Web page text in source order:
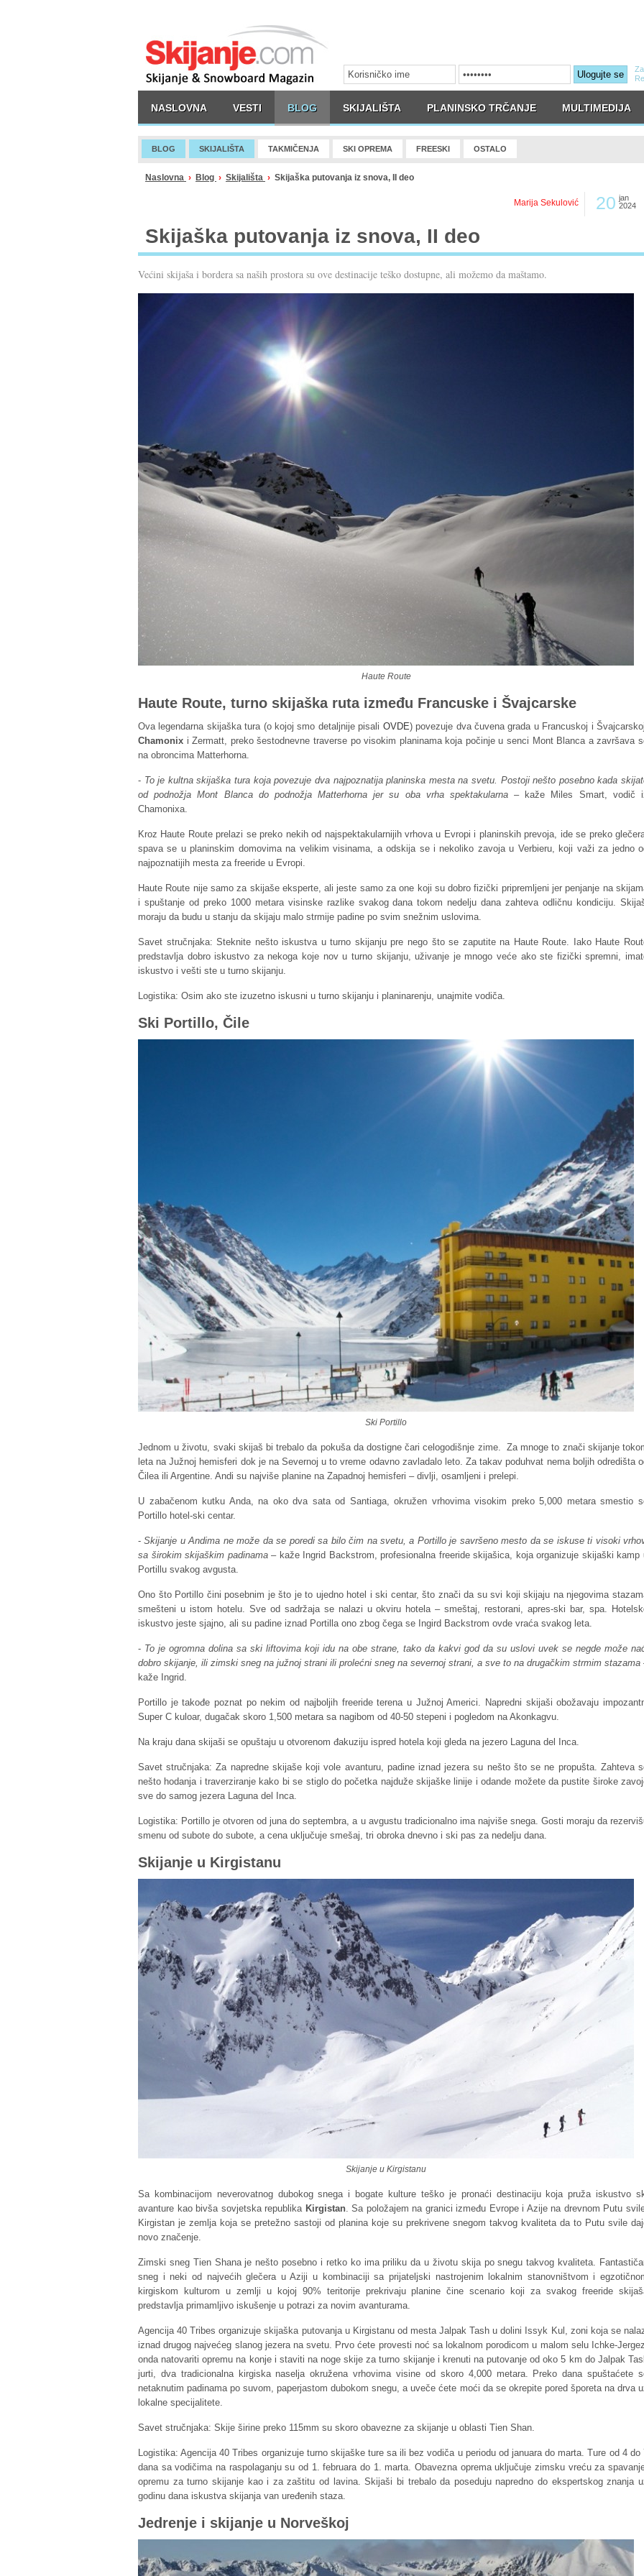
Ulogujte se
NASLOVNA VESTI BLOG SKIJALIŠTA PLANINSKO TRČANJE MULTIMEDIJA
BLOG SKIJALIŠTA TAKMIČENJA SKI OPREMA FREESKI OSTALO
Naslovna › Blog › Skijališta › Skijaška putovanja iz snova, II deo
20 jan
2024
Marija Sekulović
Skijaška putovanja iz snova, II deo
Većini skijaša i bordera sa naših prostora su ove destinacije teško dostupne, ali možemo da maštamo.
Haute Route
Haute Route, turno skijaška ruta između Francuske i Švajcarske
Ova legendarna skijaška tura (o kojoj smo detaljnije pisali OVDE) povezuje dva čuvena grada u Francuskoj i
Chamonix i Zermatt, preko šestodnevne traverse po visokim planinama koja počinje u senci Mont Blanca a završava
na obroncima Matterhorna.
- To je kultna skijaška tura koja povezuje dva najpoznatija planinska mesta na svetu. Postoji nešto posebno kada
od podnožja Mont Blanca do podnožja Matterhorna jer su oba vrha spektakularna– kaže Miles Smart, vodič
Chamonixa.
Kroz Haute Route prelazi se preko nekih od najspektakularnijih vrhova u Evropi i planinskih prevoja, ide se preko
spava se u planinskim domovima na velikim visinama, a odskija se i nekoliko zavoja u Verbieru, koji važi za jedno
najpoznatijih mesta za freeride u Evropi.
Haute Route nije samo za skijaše eksperte, ali jeste samo za one koji su dobro fizički pripremljeni jer penjanje na
i spuštanje od preko 1000 metara visinske razlike svakog dana tokom nedelju dana zahteva odličnu kondiciju.
moraju da budu u stanju da skijaju malo strmije padine po svim snežnim uslovima.
Savet stručnjaka: Steknite nešto iskustva u turno skijanju pre nego što se zaputite na Haute Route. Iako Haute
predstavlja dobro iskustvo za nekoga koje nov u turno skijanju, uživanje je mnogo veće ako ste fizički spremni,
iskustvo i vešti ste u turno skijanju.
Logistika: Osim ako ste izuzetno iskusni u turno skijanju i planinarenju, unajmite vodiča.
Ski Portillo, Čile
Ski Portillo
Jednom u životu, svaki skijaš bi trebalo da pokuša da dostigne čari celogodišnje zime. Za mnoge to znači skijanje
leta na Južnoj hemisferi dok je na Severnoj u to vreme odavno zavladalo leto. Za takav poduhvat nema boljih odredišta
Čilea ili Argentine. Andi su najviše planine na Zapadnoj hemisferi – divlji, osamljeni i prelepi.
U zabačenom kutku Anda, na oko dva sata od Santiaga, okružen vrhovima visokim preko 5,000 metara smestio
Portillo hotel-ski centar.
-Skijanje u Andima ne može da se poredi sa bilo čim na svetu, a Portillo je savršeno mesto da se iskuse ti visoki
sa širokim skijaškim padinama– kaže Ingrid Backstrom, profesionalna freeride skijašica, koja organizuje skijaški kamp
Portillu svakog avgusta.
Ono što Portillo čini posebnim je što je to ujedno hotel i ski centar, što znači da su svi koji skijaju na njegovima
smešteni u istom hotelu. Sve od sadržaja se nalazi u okviru hotela – smeštaj, restorani, apres-ski bar, spa.
iskustvo jeste sjajno, ali su padine iznad Portilla ono zbog čega se Ingird Backstrom ovde vraća svakog leta.
- To je ogromna dolina sa ski liftovima koji idu na obe strane, tako da kakvi god da su uslovi uvek se negde može
dobro skijanje, ili zimski sneg na južnoj strani ili prolećni sneg na severnoj strani, a sve to na drugačkim strmim stazama
kaže Ingrid.
Portillo je takođe poznat po nekim od najboljih freeride terena u Južnoj Americi. Napredni skijaši obožavaju
Super C kuloar, dugačak skoro 1,500 metara sa nagibom od 40-50 stepeni i pogledom na Akonkagvu.
Na kraju dana skijaši se opuštaju u otvorenom đakuziju ispred hotela koji gleda na jezero Laguna del Inca.
Savet stručnjaka: Za napredne skijaše koji vole avanturu, padine iznad jezera su nešto što se ne propušta. Zahteva
nešto hodanja i traverziranje kako bi se stiglo do početka najduže skijaške linije i odande možete da pustite široke
sve do samog jezera Laguna del Inca.
Logistika: Portillo je otvoren od juna do septembra, a u avgustu tradicionalno ima najviše snega. Gosti moraju da
smenu od subote do subote, a cena uključuje smešaj, tri obroka dnevno i ski pas za nedelju dana.
Skijanje u Kirgistanu
Skijanje u Kirgistanu
Sa kombinacijom neverovatnog dubokog snega i bogate kulture teško je pronaći destinaciju koja pruža iskustvo
avanture kao bivša sovjetska republika Kirgistan. Sa položajem na granici između Evrope i Azije na drevnom Putu
Kirgistan je zemlja koja se pretežno sastoji od planina koje su prekrivene snegom takvog kvaliteta da to Putu svile
novo značenje.
Zimski sneg Tien Shana je nešto posebno i retko ko ima priliku da u životu skija po snegu takvog kvaliteta.
sneg i neki od najvećih glečera u Aziji u kombinaciji sa prijateljski nastrojenim lokalnim stanovništvom i
kirgiskom kulturom u zemlji u kojoj 90% teritorije prekrivaju planine čine scenario koji za svakog freeride
predstavlja primamljivo iskušenje u potrazi za novim avanturama.
Agencija 40 Tribes organizuje skijaška putovanja u Kirgistanu od mesta Jalpak Tash u dolini Issyk Kul, zoni koja se
iznad drugog najvećeg slanog jezera na svetu. Prvo ćete provesti noć sa lokalnom porodicom u malom selu Ichke-
onda natovariti opremu na konje i staviti na noge skije za turno skijanje i krenuti na putovanje od oko 5 km do Jalpak
jurti, dva tradicionalna kirgiska naselja okružena vrhovima visine od skoro 4,000 metara. Preko dana spuštaćete
netaknutim padinama po suvom, paperjastom dubokom snegu, a uveče ćete moći da se okrepite pored šporeta na drva
lokalne specijalitete.
Savet stručnjaka: Skije širine preko 115mm su skoro obavezne za skijanje u oblasti Tien Shan.
Logistika: Agencija 40 Tribes organizuje turno skijaške ture sa ili bez vodiča u periodu od januara do marta. Ture od 4 do
dana sa vodičima na raspolaganju su od 1. februara do 1. marta. Obavezna oprema uključuje zimsku vreću za
opremu za turno skijanje kao i za zaštitu od lavina. Skijaši bi trebalo da poseduju napredno do ekspertskog znanja
godinu dana iskustva skijanja van uređenih staza.
Jedrenje i skijanje u Norveškoj